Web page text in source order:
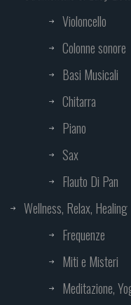
Violoncello
Colonne sonore
Basi Musicali
Chitarra
Piano
Sax
Flauto Di Pan
Wellness, Relax, Healing
Frequenze
Miti e Misteri
Meditazione,